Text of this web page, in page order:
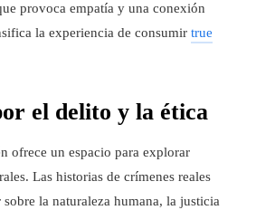
provoca empatía y una conexión
la experiencia de consumir true
el delito y la ética
ofrece un espacio para explorar
Las historias de crímenes reales
la naturaleza humana, la justicia